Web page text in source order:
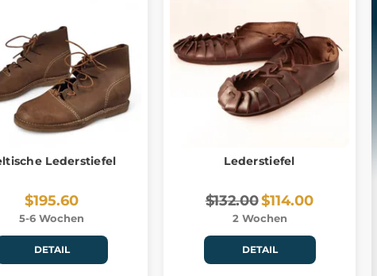
Lederstiefel
$195.60
5-6 Wochen
DETAIL
Lederstiefel
$132.00$114.00
2 Wochen
DETAIL